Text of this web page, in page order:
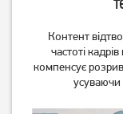
Контент
частоті
компенсує
усуваючи